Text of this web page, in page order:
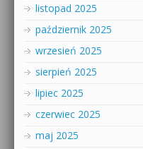
listopad 2025
październik 2025
wrzesień 2025
sierpień 2025
lipiec 2025
czerwiec 2025
maj 2025